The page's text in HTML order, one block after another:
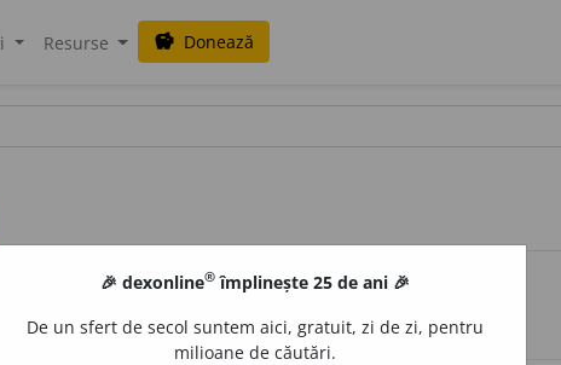
Resurse savings Donează
🎉 dexonline® împlinește 25 de ani 🎉
De un sfert de secol suntem aici, gratuit, zi de zi, pentru
milioane de căutări.